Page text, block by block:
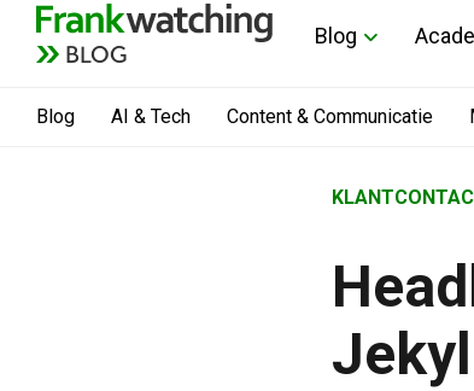
BLOG
Blog
Blog AI & Tech Content & Communicatie
›
Klantcontact &
›